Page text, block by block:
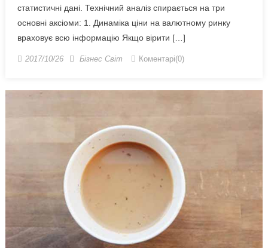
статистичні дані. Технічний аналіз спирається на три
основні аксіоми: 1. Динаміка ціни на валютному ринку
враховує всю інформацію Якщо вірити […]
2017/10/26 Бізнес Світ Коментарі(0)